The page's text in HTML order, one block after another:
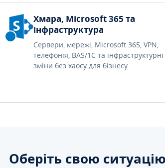
Хмара, Microsoft 365 та
інфраструктура
Сервери, мережі, Microsoft 365, VPN,
телефонія, BAS/1C та інфраструктурні
зміни без хаосу для бізнесу.
Оберіть свою ситуацію